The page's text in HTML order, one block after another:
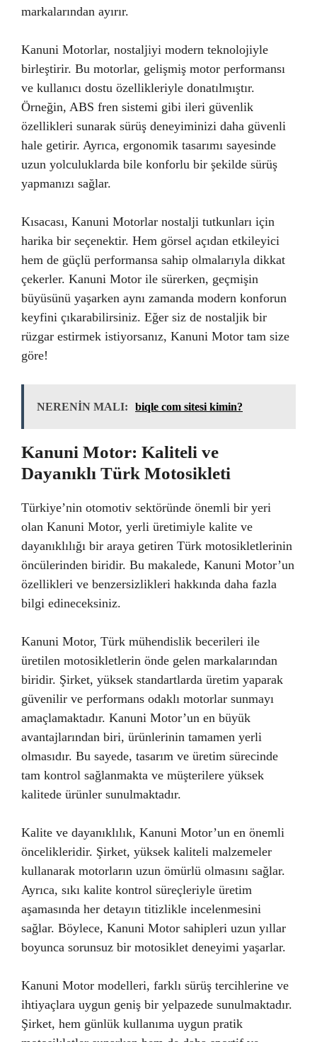
markalarından ayırır.
Kanuni Motorlar, nostaljiyi modern teknolojiyle
birleştirir. Bu motorlar, gelişmiş motor performansı
ve kullanıcı dostu özellikleriyle donatılmıştır.
Örneğin, ABS fren sistemi gibi ileri güvenlik
özellikleri sunarak sürüş deneyiminizi daha güvenli
hale getirir. Ayrıca, ergonomik tasarımı sayesinde
uzun yolculuklarda bile konforlu bir şekilde sürüş
yapmanızı sağlar.
Kısacası, Kanuni Motorlar nostalji tutkunları için
harika bir seçenektir. Hem görsel açıdan etkileyici
hem de güçlü performansa sahip olmalarıyla dikkat
çekerler. Kanuni Motor ile sürerken, geçmişin
büyüsünü yaşarken aynı zamanda modern konforun
keyfini çıkarabilirsiniz. Eğer siz de nostaljik bir
rüzgar estirmek istiyorsanız, Kanuni Motor tam size
göre!
NERENİN MALI: biqle com sitesi kimin?
Kanuni Motor: Kaliteli ve
Dayanıklı Türk Motosikleti
Türkiye’nin otomotiv sektöründe önemli bir yeri
olan Kanuni Motor, yerli üretimiyle kalite ve
dayanıklılığı bir araya getiren Türk motosikletlerinin
öncülerinden biridir. Bu makalede, Kanuni Motor’un
özellikleri ve benzersizlikleri hakkında daha fazla
bilgi edineceksiniz.
Kanuni Motor, Türk mühendislik becerileri ile
üretilen motosikletlerin önde gelen markalarından
biridir. Şirket, yüksek standartlarda üretim yaparak
güvenilir ve performans odaklı motorlar sunmayı
amaçlamaktadır. Kanuni Motor’un en büyük
avantajlarından biri, ürünlerinin tamamen yerli
olmasıdır. Bu sayede, tasarım ve üretim sürecinde
tam kontrol sağlanmakta ve müşterilere yüksek
kalitede ürünler sunulmaktadır.
Kalite ve dayanıklılık, Kanuni Motor’un en önemli
öncelikleridir. Şirket, yüksek kaliteli malzemeler
kullanarak motorların uzun ömürlü olmasını sağlar.
Ayrıca, sıkı kalite kontrol süreçleriyle üretim
aşamasında her detayın titizlikle incelenmesini
sağlar. Böylece, Kanuni Motor sahipleri uzun yıllar
boyunca sorunsuz bir motosiklet deneyimi yaşarlar.
Kanuni Motor modelleri, farklı sürüş tercihlerine ve
ihtiyaçlara uygun geniş bir yelpazede sunulmaktadır.
Şirket, hem günlük kullanıma uygun pratik